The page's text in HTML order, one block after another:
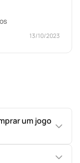
13/10/2023
um jogo